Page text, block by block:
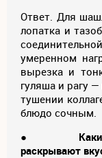
Ответ. Для
лопатка и
умеренном
вырезка и
гуляша и рагу
тушении
блюдо сочным.
●
раскрывают